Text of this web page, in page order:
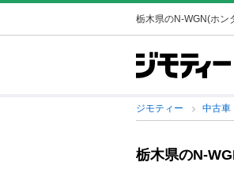
栃木県のN-WGN(ホン
ジモティー 中古車
栃木県のN-